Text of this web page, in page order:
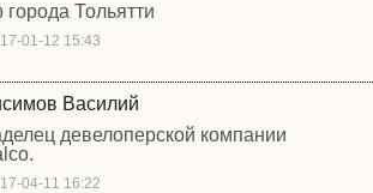
города Тольятти
01-12 15:43
Василий
девелоперской компании
04-11 16:22